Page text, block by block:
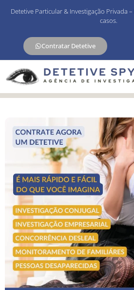
Detetive Particular & Investigação Privada –
casos.
Contratar Detetive